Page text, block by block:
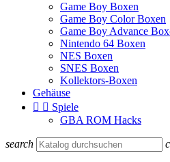
Game Boy Boxen
Game Boy Color Boxen
Game Boy Advance
Nintendo 64 Boxen
NES Boxen
SNES Boxen
Kollektors-Boxen
Gehäuse
  Spiele
GBA ROM Hacks
search